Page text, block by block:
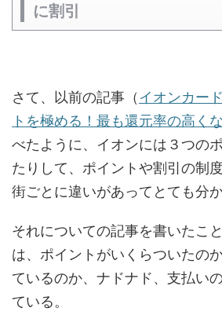
に割引
さて、以前の記事（ イオンカー
トを極める！最も還元率の高く
べたように、イオンには３つの
たりして、ポイントや割引の制
街ごとに違いがあってとても分か
それについての記事を書いたこ
は、ポイントがいくらついたの
ているのか、ナドナド、支払い
ている。